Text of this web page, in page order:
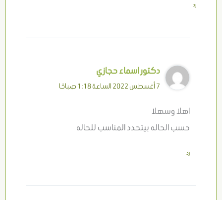
رد
دكتور اسماء حجازي
7 أغسطس 2022 الساعة 1:18 صباحًا
اهلا وسهلا
حسب الحاله بيتحدد المناسب للحاله
رد